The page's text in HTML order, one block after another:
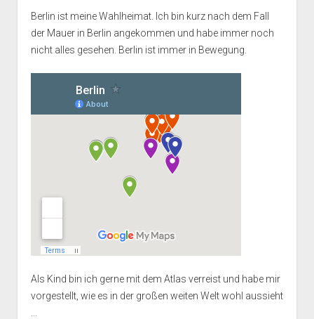
Berlin ist meine Wahlheimat. Ich bin kurz nach dem Fall
der Mauer in Berlin angekommen und habe immer noch
nicht alles gesehen. Berlin ist immer in Bewegung.
Als Kind bin ich gerne mit dem Atlas verreist und habe mir
vorgestellt, wie es in der großen weiten Welt wohl aussieht